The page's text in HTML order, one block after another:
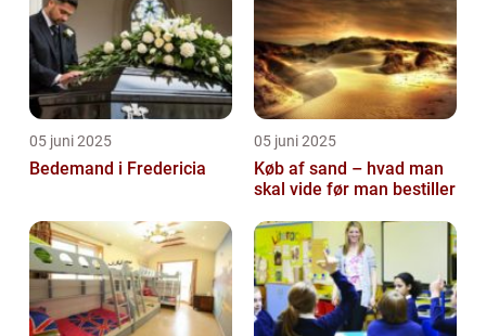
05 juni 2025
Bedemand i Fredericia
05 juni 2025
Køb af sand – hvad man
skal vide før man bestiller